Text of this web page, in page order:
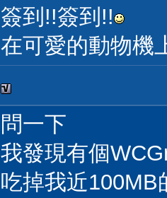
簽到!!簽到!!
在可愛的動物機
問一下
我發現有個
吃掉我近100MB